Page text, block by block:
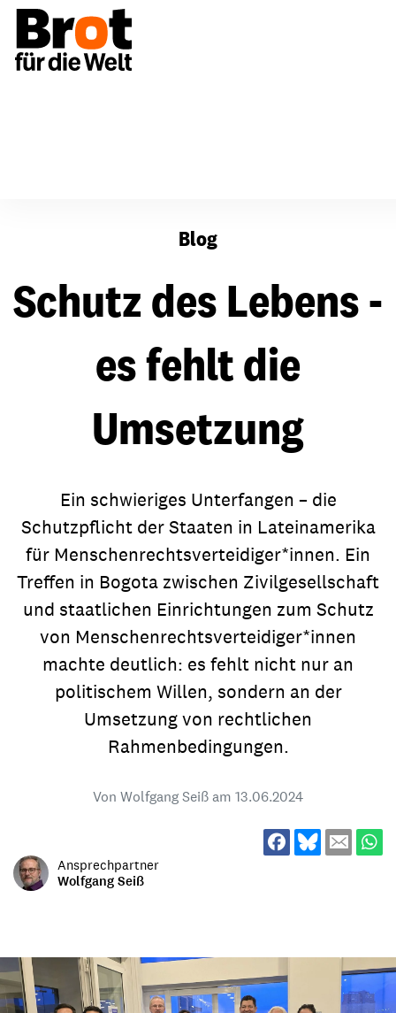
Blog
Schutz des Lebens -
es fehlt die
Umsetzung
Ein schwieriges Unterfangen – die
Schutzpflicht der Staaten in Lateinamerika
für Menschenrechtsverteidiger*innen. Ein
Treffen in Bogota zwischen Zivilgesellschaft
und staatlichen Einrichtungen zum Schutz
von Menschenrechtsverteidiger*innen
machte deutlich: es fehlt nicht nur an
politischem Willen, sondern an der
Umsetzung von rechtlichen
Rahmenbedingungen.
Von Wolfgang Seiß am 13.06.2024
Ansprechpartner
Wolfgang Seiß